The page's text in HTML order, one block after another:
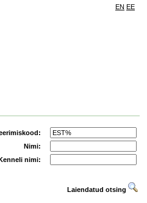
EN EE
Nimi:
nimi:
Laiendatud otsing